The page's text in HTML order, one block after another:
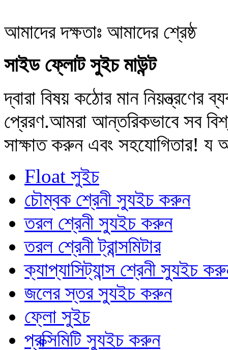
আমাদের দক্ষতাঃ আমাদের শ্রেষ্ঠ
সাইড ফ্লোট সুইচ মাউন্ট
দ্বারা বিষয় কঠোর মান নিয়ন্ত্রণের
প্রেরণ.আমরা আন্তরিকভাবে সব
সাক্ষাত করুন এবং সহযোগিতার! য
Float সুইচ
চৌম্বক শ্রেনী স্যুইচ করুন
তরল শ্রেনী স্যুইচ করুন
তরল শ্রেনী ট্রান্সমিটার
ক্যাপ্যাসিট্যান্স শ্রেনী স্যুইচ
জলের স্তর স্যুইচ করুন
ফ্লো সুইচ
প্রক্সিমিটি স্যুইচ করুন